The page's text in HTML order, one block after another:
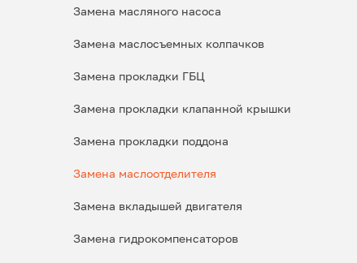
Замена масляного насоса
Замена маслосъемных колпачков
Замена прокладки ГБЦ
Замена прокладки клапанной крышки
Замена прокладки поддона
Замена маслоотделителя
Замена вкладышей двигателя
Замена гидрокомпенсаторов